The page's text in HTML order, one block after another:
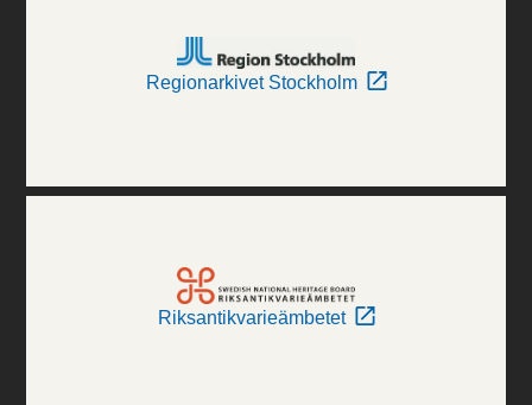
Regionarkivet Stockholm
Riksantikvarieämbetet